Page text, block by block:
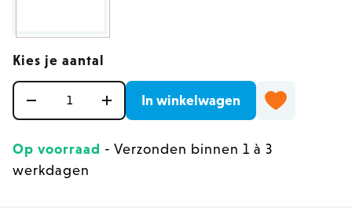
Kies je aantal
In winkelwagen
Op voorraad - Verzonden binnen 1 à 3
werkdagen